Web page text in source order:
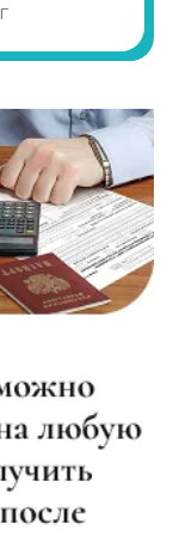
Записаться
Записаться
Записаться
Записаться